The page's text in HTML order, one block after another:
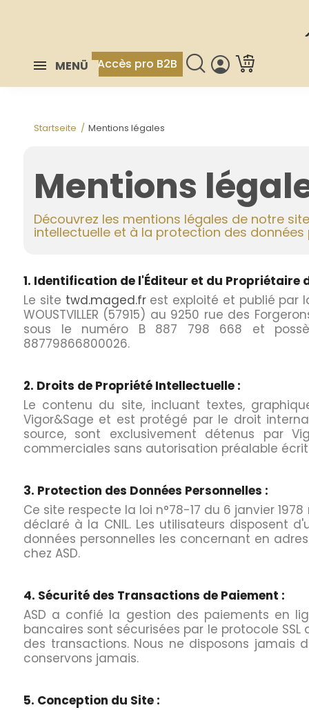
MENÜ Accès pro B2B
Startseite Mentions légales
Mentions
Découvrez les mentions légales de notre
intellectuelle et à la protection des données
1. Identification de l'Éditeur et du Propriétaire
Le site twd.maged.frest exploité et publié par
WOUSTVILLER (57915) au 9250 rue des
sous le numéro B 887 798 668 et
88779866800026.
2. Droits de Propriété Intellectuelle :
Le contenu du site, incluant textes,
Vigor&Sage et est protégé par le droit
source, sont exclusivement détenus par
commerciales sans autorisation préalable
3. Protection des Données Personnelles :
Ce site respecte la loi n°78-17 du 6 janvier
déclaré à la CNIL. Les utilisateurs disposent
données personnelles les concernant en
chez ASD.
4. Sécurité des Transactions de Paiement :
ASD a confié la gestion des paiements en
bancaires sont sécurisées par le protocole
des transactions. Nous ne disposons
conservons jamais.
5. Conception du Site :